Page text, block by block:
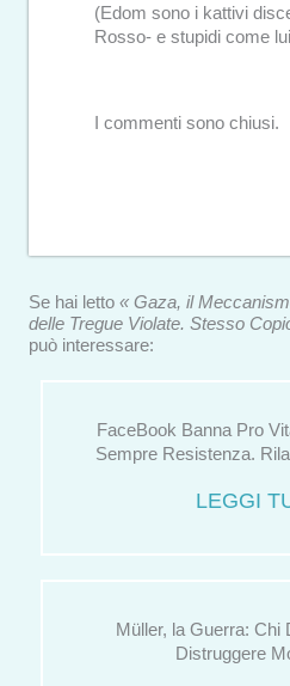
(Edom sono i kattivi
Rosso- e stupidi come
I commenti sono chiusi.
Se hai letto « Gaza, il
delle Tregue Violate. Stesso
può interessare:
FaceBook Banna Pro
Sempre Resistenza.
LEGGI
Müller, la Guerra: Chi
Distruggere